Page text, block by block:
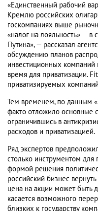
«Единственный рабочий
Кремлю российских
госкомпаниях выше
«налог на лояльность» — в
Путина», — рассказал
обсуждению планов
инвестиционных компаний
время для приватизации.
приватизируемых
Тем временем, по данным
факто отложило основные
ограничившись в
расходов и приватизацией.
Ряд экспертов
столько инструментом
формой решения
российский бизнес
цена на акции может быть
касается возможного
близких к государству